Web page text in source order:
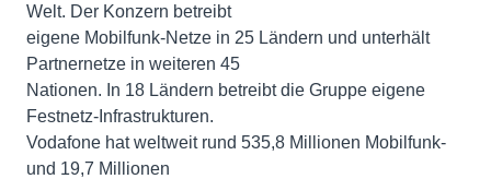
Welt. Der Konzern betreibt
eigene Mobilfunk-Netze in 25 Ländern und unterhält
Partnernetze in weiteren 45
Nationen. In 18 Ländern betreibt die Gruppe eigene
Festnetz-Infrastrukturen.
Vodafone hat weltweit rund 535,8 Millionen Mobilfunk-
und 19,7 Millionen